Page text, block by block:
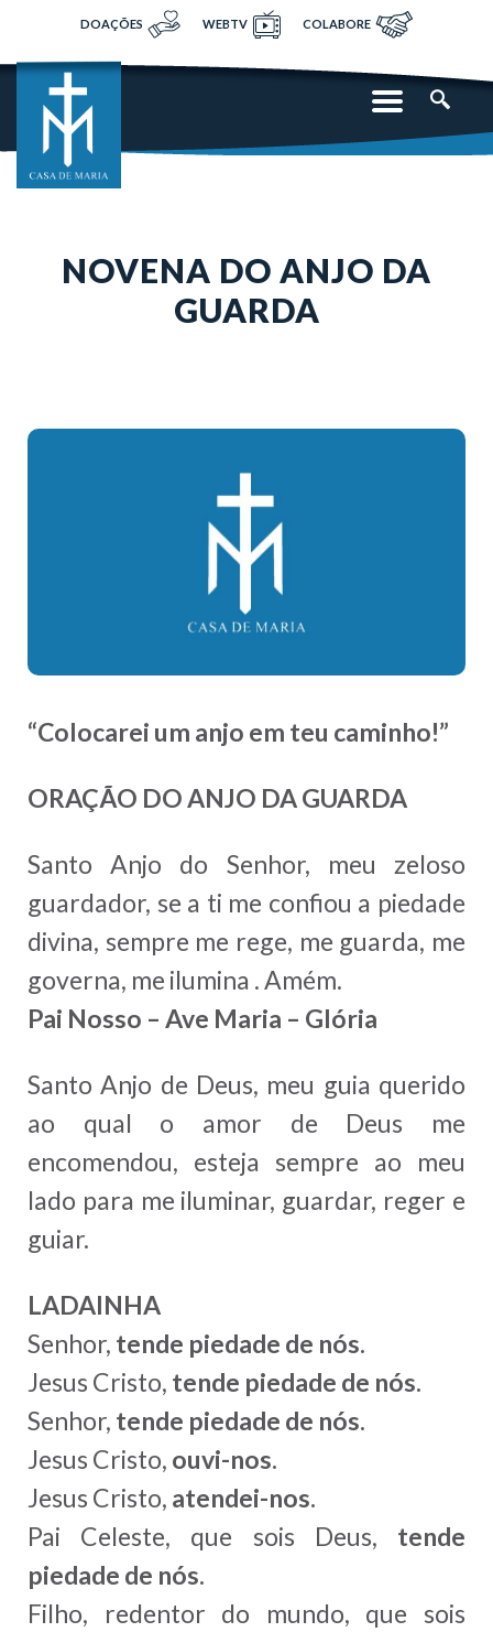
DOAÇÕES WEBTV COLABORE
NOVENA DO ANJO DA
GUARDA
“Colocarei um anjo em teu caminho!”
ORAÇÃO DO ANJO DA GUARDA
Santo Anjo do Senhor, meu zeloso
guardador, se a ti me confiou a piedade
divina, sempre me rege, me guarda, me
governa, me ilumina . Amém.
Pai Nosso – Ave Maria – Glória
Santo Anjo de Deus, meu guia querido
ao qual o amor de Deus me
encomendou, esteja sempre ao meu
lado para me iluminar, guardar, reger e
guiar.
LADAINHA
Senhor, tende piedade de nós.
Jesus Cristo, tende piedade de nós.
Senhor, tende piedade de nós.
Jesus Cristo, ouvi-nos.
Jesus Cristo, atendei-nos.
Pai Celeste, que sois Deus, tende
piedade de nós.
Filho, redentor do mundo, que sois